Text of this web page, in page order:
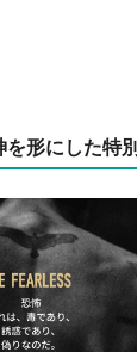
を形にした特